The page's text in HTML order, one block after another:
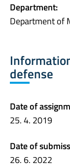
Department:
Department of
defense
Date of
25. 4. 2019
Date of
26. 6. 2022